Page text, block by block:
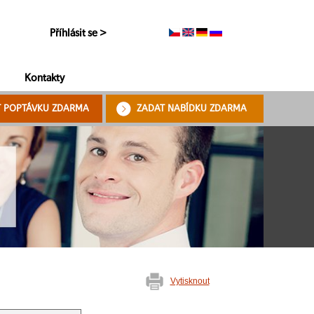
Příhlásit se >
Kontakty
POPTÁVKU ZDARMA ZADAT NABÍDKU ZDARMA
Vytisknout